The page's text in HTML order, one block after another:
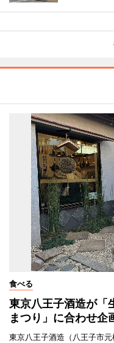
食べる
東京八王子酒造が
まつり」に合わせ企
東京八王子酒造（八王子市